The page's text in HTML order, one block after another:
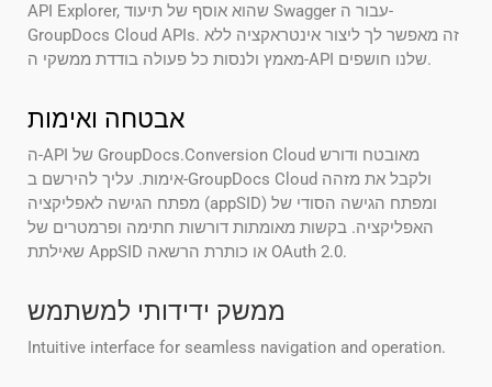
API Explorer, שהוא אוסף של תיעוד Swagger עבור ה-
GroupDocs Cloud APIs. זה מאפשר לך ליצור אינטראקציה ללא
מאמץ ולנסות כל פעולה בודדת ממשקי ה-API שלנו חושפים.
אבטחה ואימות
ה-API של GroupDocs.Conversion Cloud מאובטח ודורש
אימות. עליך להירשם ב-GroupDocs Cloud ולקבל את מזהה
מפתח הגישה לאפליקציה (appSID) ומפתח הגישה הסודי של
האפליקציה. בקשות מאומתות דורשות חתימה ופרמטרים של
שאילתת AppSID או כותרת הרשאה OAuth 2.0.
ממשק ידידותי למשתמש
Intuitive interface for seamless navigation and operation.